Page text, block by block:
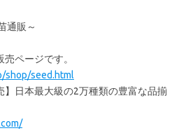
通販～
ページです。
shop/seed.html
】日本最大級の2万種類の豊富な品揃